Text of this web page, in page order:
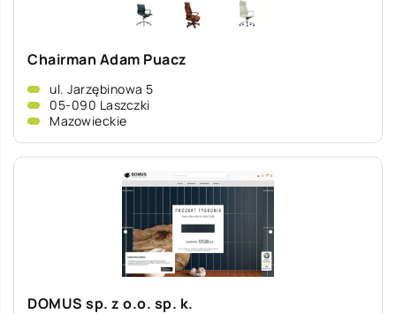
Chairman Adam Puacz
ul. Jarzębinowa 5
05-090 Laszczki
Mazowieckie
DOMUS sp. z o.o. sp. k.